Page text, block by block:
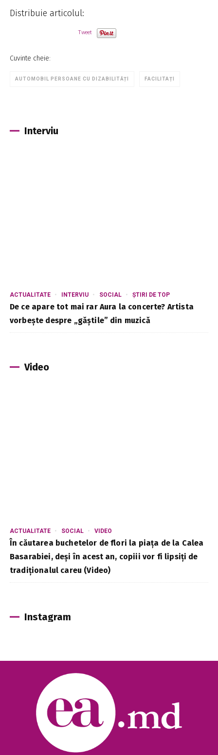
Distribuie articolul:
Tweet
Cuvinte cheie:
AUTOMOBIL PERSOANE CU DIZABILITĂȚI FACILITAȚI
Interviu
ACTUALITATE INTERVIU SOCIAL ȘTIRI DE TOP
De ce apare tot mai rar Aura la concerte? Artista
vorbește despre „găștile” din muzică
Video
ACTUALITATE SOCIAL VIDEO
În căutarea buchetelor de flori la piața de la Calea
Basarabiei, deși în acest an, copiii vor fi lipsiți de
tradiționalul careu (Video)
Instagram